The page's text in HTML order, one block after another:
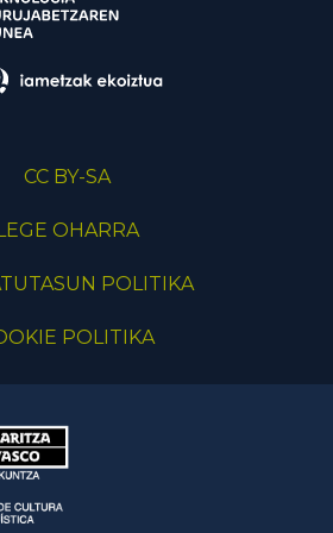
CC BY-SA
OHARRA
POLITIKA
POLITIKA